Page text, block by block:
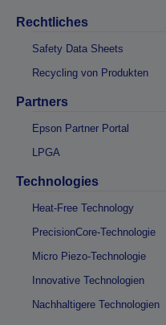
Rechtliches
Safety Data Sheets
Recycling von Produkten
Partners
Epson Partner Portal
LPGA
Technologies
Heat-Free Technology
PrecisionCore-Technologie
Micro Piezo-Technologie
Innovative Technologien
Nachhaltigere Technologien